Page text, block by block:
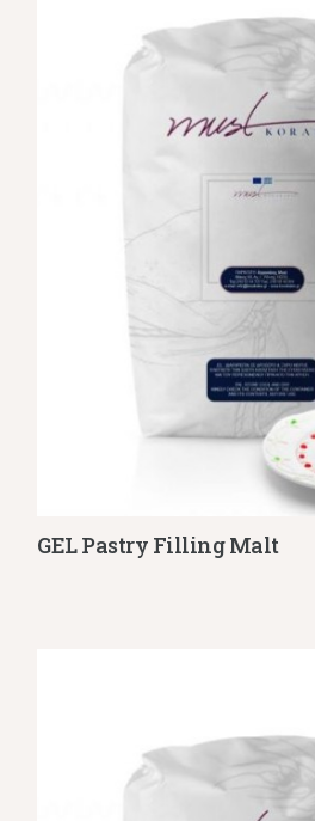
Λεπτομέρειες
GEL Pastry Filling Malt